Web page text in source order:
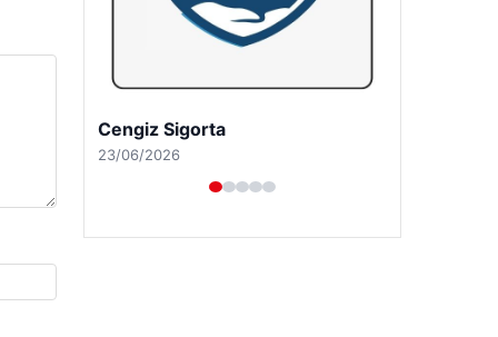
Hastaş Beton
26/05/2026